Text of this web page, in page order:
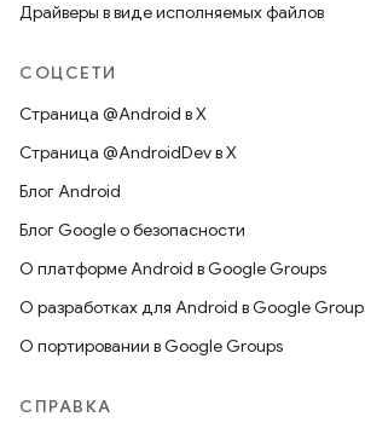
Драйверы в виде исполняемых файлов
СОЦСЕТИ
Страница @Android в X
Страница @AndroidDev в X
Блог Android
Блог Google о безопасности
О платформе Android в Google Groups
О разработках для Android в Google
О портировании в Google Groups
СПРАВКА